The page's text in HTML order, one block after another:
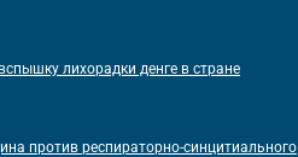
лихорадки денге в стране
против респираторно-синцитиального